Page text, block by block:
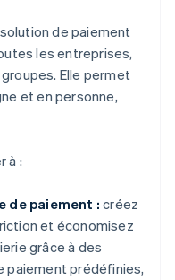
de paiement
les entreprises,
Elle permet
et en personne,
à :
de paiement : créez
et économisez
grâce à des
paiement prédéfinies,